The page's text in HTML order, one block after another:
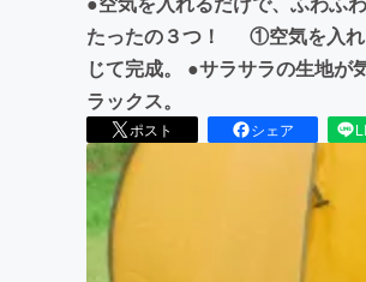
たったの３つ！ ①空気を入れ
じて完成。 ●サラサラの生地が
ラックス。
ポスト シェア